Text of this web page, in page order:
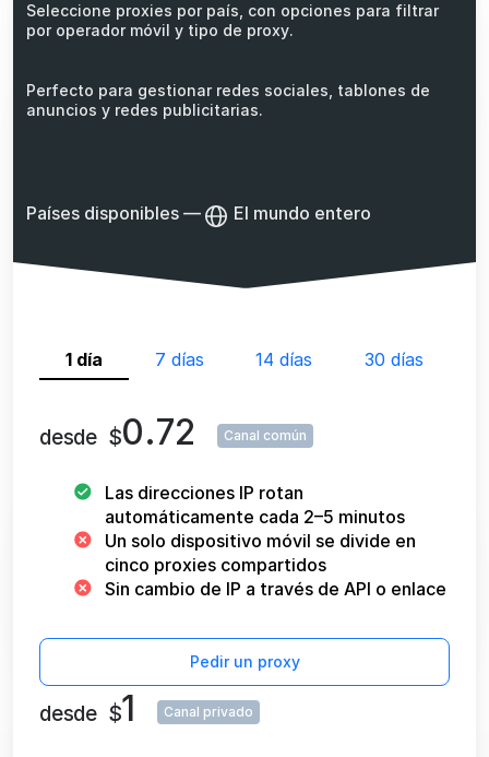
Seleccione proxies por país, con opciones para filtrar
por operador móvil y tipo de proxy.
Perfecto para gestionar redes sociales, tablones de
anuncios y redes publicitarias.
Países disponibles — El mundo entero
1 día 7 días 14 días 30 días
desde $0.72 Canal común
Las direcciones IP rotan
automáticamente cada 2–5 minutos
Un solo dispositivo móvil se divide en
cinco proxies compartidos
Sin cambio de IP a través de API o enlace
Pedir un proxy
desde $1 Canal privado